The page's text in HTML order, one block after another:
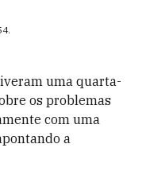
.
uma quarta-
os problemas
com uma
a